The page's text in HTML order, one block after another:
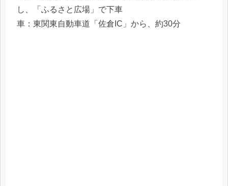
し、「ふるさと広場」で下車
車：東関東自動車道「佐倉IC」から、約30分